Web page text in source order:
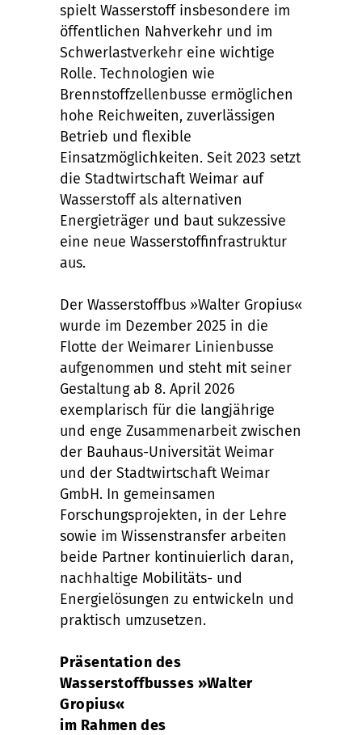
spielt Wasserstoff insbesondere im
öffentlichen Nahverkehr und im
Schwerlastverkehr eine wichtige
Rolle. Technologien wie
Brennstoffzellenbusse ermöglichen
hohe Reichweiten, zuverlässigen
Betrieb und flexible
Einsatzmöglichkeiten. Seit 2023 setzt
die Stadtwirtschaft Weimar auf
Wasserstoff als alternativen
Energieträger und baut sukzessive
eine neue Wasserstoffinfrastruktur
aus.
Der Wasserstoffbus »Walter Gropius«
wurde im Dezember 2025 in die
Flotte der Weimarer Linienbusse
aufgenommen und steht mit seiner
Gestaltung ab 8. April 2026
exemplarisch für die langjährige
und enge Zusammenarbeit zwischen
der Bauhaus-Universität Weimar
und der Stadtwirtschaft Weimar
GmbH. In gemeinsamen
Forschungsprojekten, in der Lehre
sowie im Wissenstransfer arbeiten
beide Partner kontinuierlich daran,
nachhaltige Mobilitäts- und
Energielösungen zu entwickeln und
praktisch umzusetzen.
Präsentation des
Wasserstoffbusses »Walter
Gropius«
im Rahmen des